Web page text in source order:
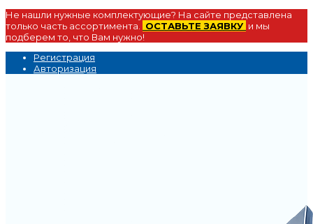
Не нашли нужные комплектующие? На сайте представлена
только часть ассортимента.
ОСТАВЬТЕ ЗАЯВКУ и мы
подберем то, что Вам нужно!
Регистрация
Авторизация